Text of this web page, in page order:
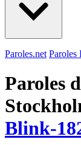
Paroles.net Paroles
Paroles
Blink-